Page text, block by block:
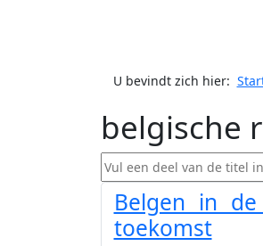
U bevindt zich hier:
belgische
Vul een deel van de titel in
Belgen in
toekomst